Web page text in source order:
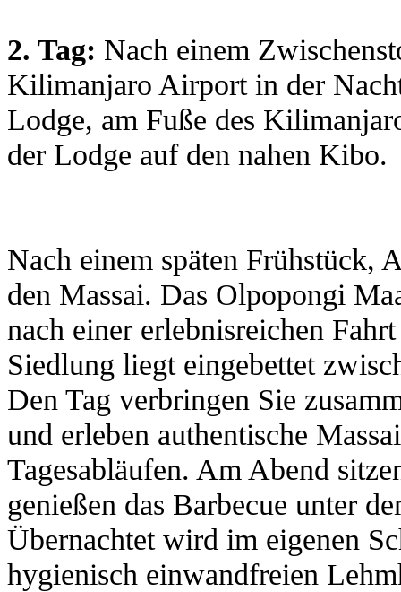
2. Tag: Nach einem
Kilimanjaro Airport in der
Lodge, am Fuße des
der Lodge auf den nahen Kibo.
Nach einem späten Frühstück,
den Massai. Das Olpopongi
nach einer erlebnisreichen
Siedlung liegt eingebettet
Den Tag verbringen Sie
und erleben authentische
Tagesabläufen. Am Abend
genießen das Barbecue unter
Übernachtet wird im eigenen
hygienisch einwandfreien